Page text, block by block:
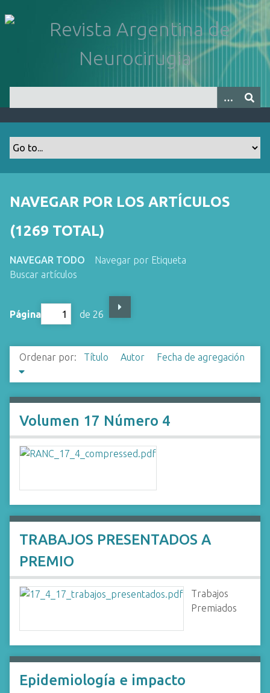
l
c
NAVEGAR POR LOS ARTÍCULOS
(1269 TOTAL)
NAVEGAR TODO
Navegar por Etiqueta
Buscar artículos
Página de 26
Ordenar por: Título Autor Fecha de agregación
Volumen 17 Número 4
TRABAJOS PRESENTADOS A
PREMIO
Trabajos
Premiados
Epidemiología e impacto